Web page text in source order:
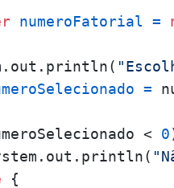
numeroFatorial =
=
< 0
{